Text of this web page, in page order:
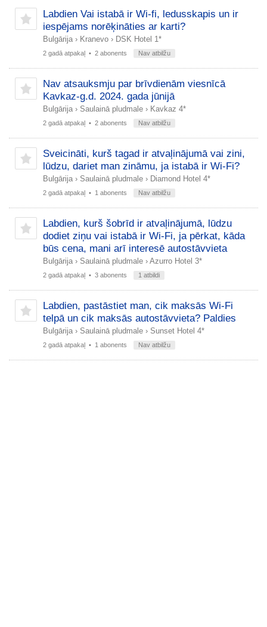
Labdien Vai istabā ir Wi-fi, ledusskapis un ir
iespējams norēķināties ar karti?
Bulgārija › Kranevo › DSK Hotel 1*
2 gadā atpakaļ • 2 abonents Nav atbilžu
Nav atsauksmju par brīvdienām viesnīcā
Kavkaz-g.d. 2024. gada jūnijā
Bulgārija › Saulainā pludmale › Kavkaz 4*
2 gadā atpakaļ • 2 abonents Nav atbilžu
Sveicināti, kurš tagad ir atvaļinājumā vai zini,
lūdzu, dariet man zināmu, ja istabā ir Wi-Fi?
Bulgārija › Saulainā pludmale › Diamond Hotel 4*
2 gadā atpakaļ • 1 abonents Nav atbilžu
Labdien, kurš šobrīd ir atvaļinājumā, lūdzu
dodiet ziņu vai istabā ir Wi-Fi, ja pērkat, kāda
būs cena, mani arī interesē autostāvvieta
Bulgārija › Saulainā pludmale › Azurro Hotel 3*
2 gadā atpakaļ • 3 abonents 1 atbildi
Labdien, pastāstiet man, cik maksās Wi-Fi
telpā un cik maksās autostāvvieta? Paldies
Bulgārija › Saulainā pludmale › Sunset Hotel 4*
2 gadā atpakaļ • 1 abonents Nav atbilžu